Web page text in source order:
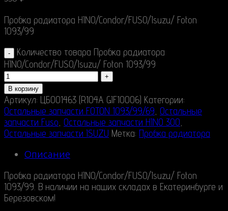
Пробка радиатора HINO/Condor/FUSO/Isuzu/ Foton
1093/99
Количество товара Пробка радиатора
HINO/Condor/FUSO/Isuzu/ Foton 1093/99
В корзину
Артикул: ЦБ001463 (R104A GIF10006) Категории:
Остальные запчасти FOTON 1093/99/69 Остальные
запчасти Fuso Остальные запчасти HINO 300
Остальные запчасти ISUZU Метка: Пробка радиатора
Описание
Пробка радиатора HINO/Condor/FUSO/Isuzu/ Foton
1093/99. В наличии на наших складах в Екатеринбурге и
Березовском!